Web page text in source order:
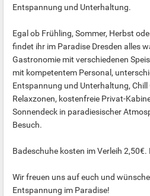
Entspannung und Unterhaltung.
Egal ob Frühling, Sommer, Herbst
findet ihr im Paradise Dresden alles
Gastronomie mit verschiedenen
mit kompetentem Personal,
Entspannung und Unterhaltung, Chill
Relaxzonen, kostenfreie Privat-
Sonnendeck in paradiesischer
Besuch.
Badeschuhe kosten im Verleih
Wir freuen uns auf euch und
Entspannung im Paradise!